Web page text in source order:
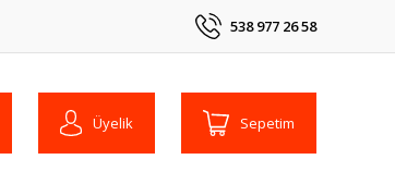
538 977 26 58
Üyelik Sepetim